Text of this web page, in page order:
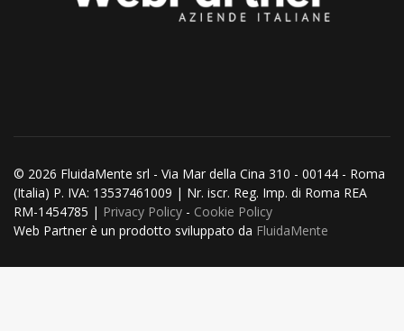
© 2026 FluidaMente srl - Via Mar della Cina 310 - 00144 - Roma
(Italia) P. IVA: 13537461009 | Nr. iscr. Reg. Imp. di Roma REA
RM-1454785 | Privacy Policy - Cookie Policy
Web Partner è un prodotto sviluppato da FluidaMente